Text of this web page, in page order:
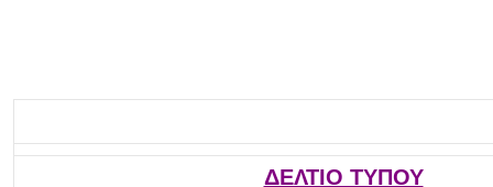
ΔΕΛΤΙΟ ΤΥΠΟΥ